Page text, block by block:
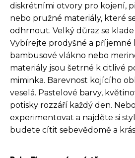
diskrétními otvory pro kojení,
nebo pružné materiály, které
odhrnout. Velký důraz se klade
Vybírejte prodyšné a příjemné
bambusové vlákno nebo
materiály jsou šetrné k citlivé
miminka. Barevnost kojícího
veselá. Pastelové barvy,
potisky rozzáří každý den.
experimentovat a najděte si
budete cítit sebevědomě a